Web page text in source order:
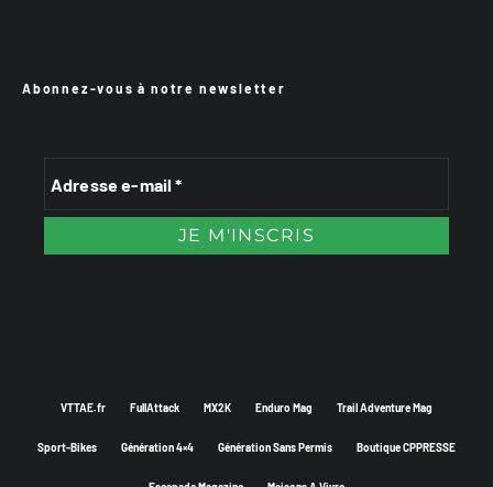
Abonnez-vous à notre newsletter
VTTAE.fr FullAttack MX2K Enduro Mag Trail Adventure Mag
Sport-Bikes Génération 4×4 Génération Sans Permis Boutique CPPRESSE